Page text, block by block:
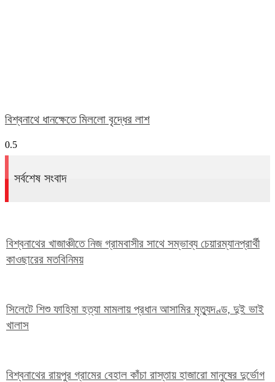
বিশ্বনাথে ধানক্ষেতে মিললো বৃদ্ধের লাশ
সর্বশেষ সংবাদ
বিশ্বনাথের খাজাঞ্চীতে নিজ গ্রামবাসীর সাথে সম্ভাব্য চেয়ারম্যানপ্রার্থী
কাওছারের মতবিনিময়
সিলেটে শিশু ফাহিমা হত্যা মামলায় প্রধান আসামির মৃত্যুদণ্ড, দুই ভাই
খালাস
বিশ্বনাথের রায়পুর গ্রামের বেহাল কাঁচা রাস্তায় হাজারো মানুষের দুর্ভোগ